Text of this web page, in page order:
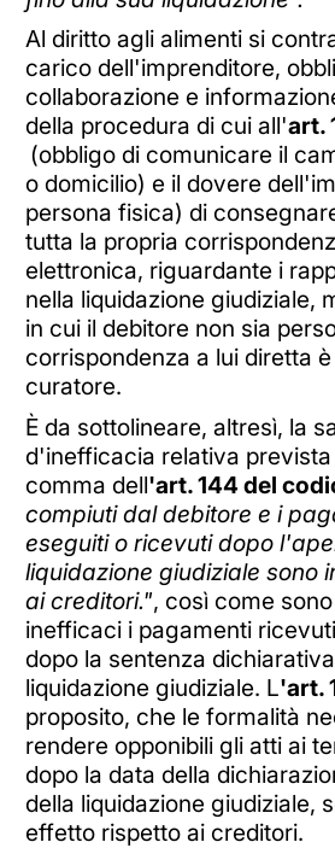
Al diritto agli alimenti si
carico dell'imprenditore,
collaborazione e
della procedura di cui all'art.
(obbligo di comunicare il
o domicilio) e il dovere
persona fisica) di
tutta la propria
elettronica, riguardante i
nella liquidazione giudiziale,
in cui il debitore non sia
corrispondenza a lui diretta
curatore.
È da sottolineare, altresì, la
d'inefficacia relativa
comma dell'art. 144 del
compiuti dal debitore e i
eseguiti o ricevuti dopo
liquidazione giudiziale sono
ai creditori.", così come
inefficaci i pagamenti
dopo la sentenza
liquidazione giudiziale. L'art.
proposito, che le formalità
rendere opponibili gli atti ai
dopo la data della
della liquidazione giudiziale,
effetto rispetto ai creditori.